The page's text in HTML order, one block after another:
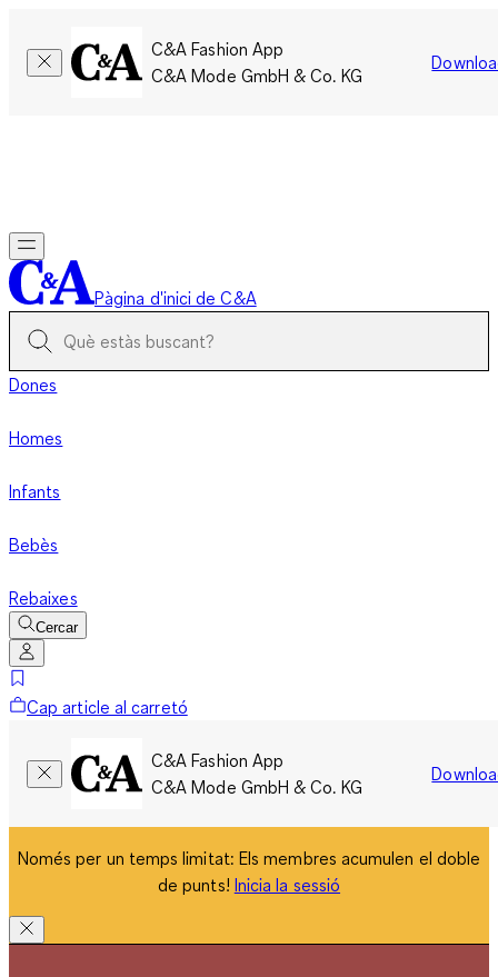
C&A Fashion App
C&A Mode GmbH & Co. KG
Pàgina d'inici de C&A
Dones
Homes
Infants
Bebès
Rebaixes
Cercar
Cap article al carretó
C&A Fashion App
C&A Mode GmbH & Co. KG
Només per un temps limitat: Els membres acumulen el doble
de punts! Inicia la sessió